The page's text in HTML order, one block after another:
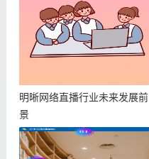
明晰网络直播行业未来发展前
景